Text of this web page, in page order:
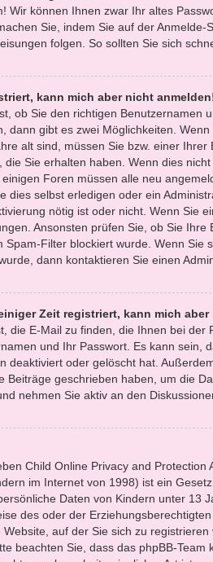
Wir können Ihnen zwar Ihr altes
Sie, indem Sie auf der Anmelde-
folgen. So sollten Sie sich
kann mich aber nicht
ob Sie den richtigen Benutzernamen
dann gibt es zwei Möglichkeiten. Wenn
alt sind, müssen Sie bzw. einer
die Sie erhalten haben. Wenn dies
Foren müssen alle neu
dies selbst erledigen oder ein
nötig ist oder nicht. Wenn Sie
Ansonsten prüfen Sie, ob Sie
Spam-Filter blockiert wurde. Wenn Sie
dann kontaktieren Sie einen
Zeit registriert, kann mich
die E-Mail zu finden, die Ihnen bei
und Ihr Passwort. Es kann sein,
deaktiviert oder gelöscht hat.
Beiträge geschrieben haben, um die
nehmen Sie aktiv an den
Child Online Privacy and
im Internet von 1998) ist ein
Daten von Kindern unter 13
des oder der
auf der Sie sich zu
beachten Sie, dass das phpBB-